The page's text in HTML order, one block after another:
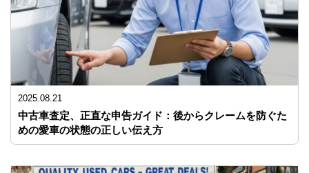
2025.08.21
中古車査定、正直な申告ガイド：後からクレームを防ぐた
めの愛車の状態の正しい伝え方